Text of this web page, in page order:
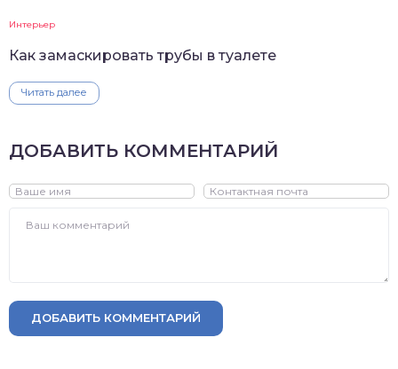
Интерьер
Как замаскировать трубы в туалете
Читать далее
ДОБАВИТЬ КОММЕНТАРИЙ
ДОБАВИТЬ КОММЕНТАРИЙ